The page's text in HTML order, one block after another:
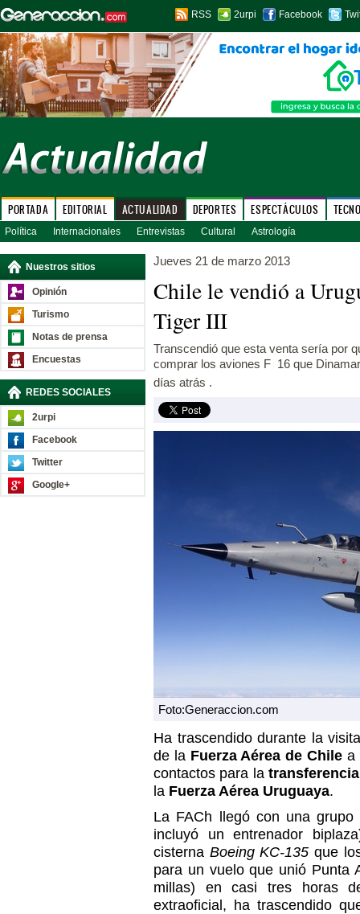
RSS 2urpi Facebook
PORTADA EDITORIAL ACTUALIDAD DEPORTES ESPECTÁCULOS
Política Internacionales Entrevistas Cultural Astrología
Nuestros sitios
Opinión
Turismo
Notas de prensa
Encuestas
REDES SOCIALES
2urpi
Facebook
Twitter
Google+
Jueves 21 de marzo 2013
Chile le vendió a
Tiger III
Transcendió que esta venta sería por
comprar los aviones F  16 que
días atrás .
Foto:Generaccion.com
Ha trascendido durante la
de la Fuerza Aérea de Chile a
contactos para la
la Fuerza Aérea Uruguaya.
La FACh llegó con una
incluyó un entrenador
cisterna Boeing KC-135que
para un vuelo que unió Punta
millas) en casi tres horas
extraoficial, ha trascendido